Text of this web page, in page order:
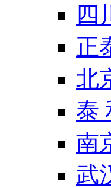
四
正
北
泰
南
武